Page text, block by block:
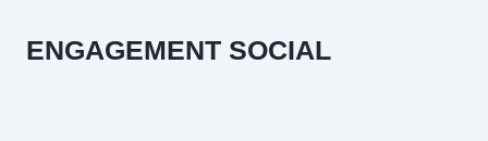
ENGAGEMENT SOCIAL